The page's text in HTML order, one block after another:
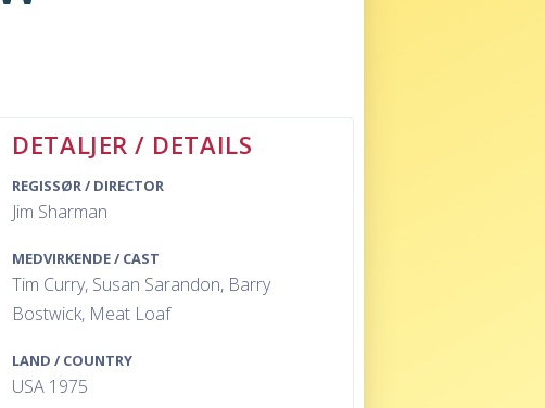
DETALJER / DETAILS
REGISSØR / DIRECTOR
Jim Sharman
MEDVIRKENDE / CAST
Tim Curry, Susan Sarandon, Barry
Bostwick, Meat Loaf
LAND / COUNTRY
USA 1975